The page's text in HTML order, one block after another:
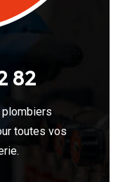
82
toutes vos